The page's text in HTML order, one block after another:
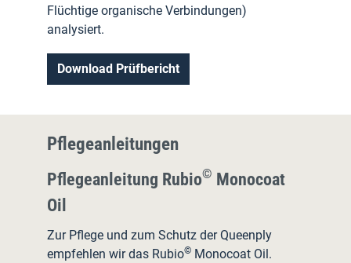
Flüchtige organische Verbindungen)
analysiert.
Download Prüfbericht
Pflegeanleitungen
Pflegeanleitung Rubio© Monocoat
Oil
Zur Pflege und zum Schutz der Queenply
empfehlen wir das Rubio© Monocoat Oil.